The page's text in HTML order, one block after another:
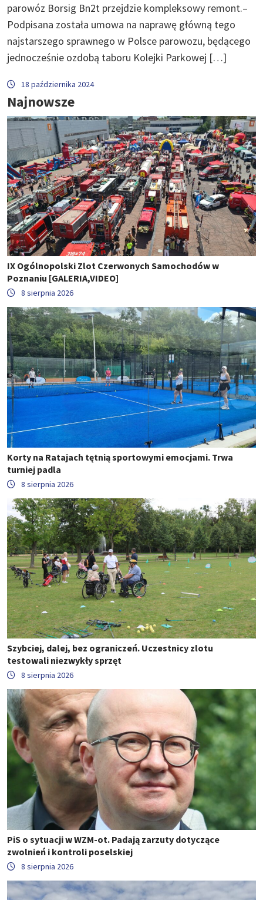
parowóz Borsig Bn2t przejdzie kompleksowy remont.–
Podpisana została umowa na naprawę główną tego
najstarszego sprawnego w Polsce parowozu, będącego
jednocześnie ozdobą taboru Kolejki Parkowej […]
18 października 2024
Najnowsze
IX Ogólnopolski Zlot Czerwonych Samochodów w
Poznaniu [GALERIA,VIDEO]
8 sierpnia 2026
Korty na Ratajach tętnią sportowymi emocjami. Trwa
turniej padla
8 sierpnia 2026
Szybciej, dalej, bez ograniczeń. Uczestnicy zlotu
testowali niezwykły sprzęt
8 sierpnia 2026
PiS o sytuacji w WZM-ot. Padają zarzuty dotyczące
zwolnień i kontroli poselskiej
8 sierpnia 2026